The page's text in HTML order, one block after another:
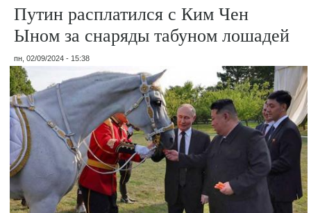
Путин расплатился с Ким Чен
Ыном за снаряды табуном лошадей
пн, 02/09/2024 - 15:38